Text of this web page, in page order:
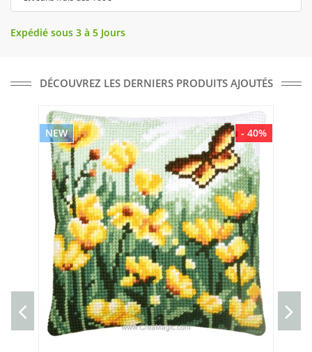
Expédié sous 3 à 5 Jours
DÉCOUVREZ LES DERNIERS PRODUITS AJOUTÉS
- 40%
NEW